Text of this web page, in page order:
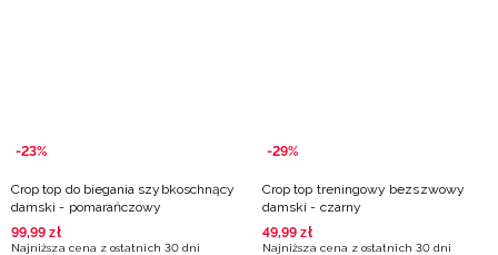
-23%
Crop top do biegania szybkoschnący
damski - pomarańczowy
99,99 zł
Najniższa cena z ostatnich 30 dni
-29%
Crop top treningowy bezszwowy
damski - czarny
49,99 zł
Najniższa cena z ostatnich 30 dni